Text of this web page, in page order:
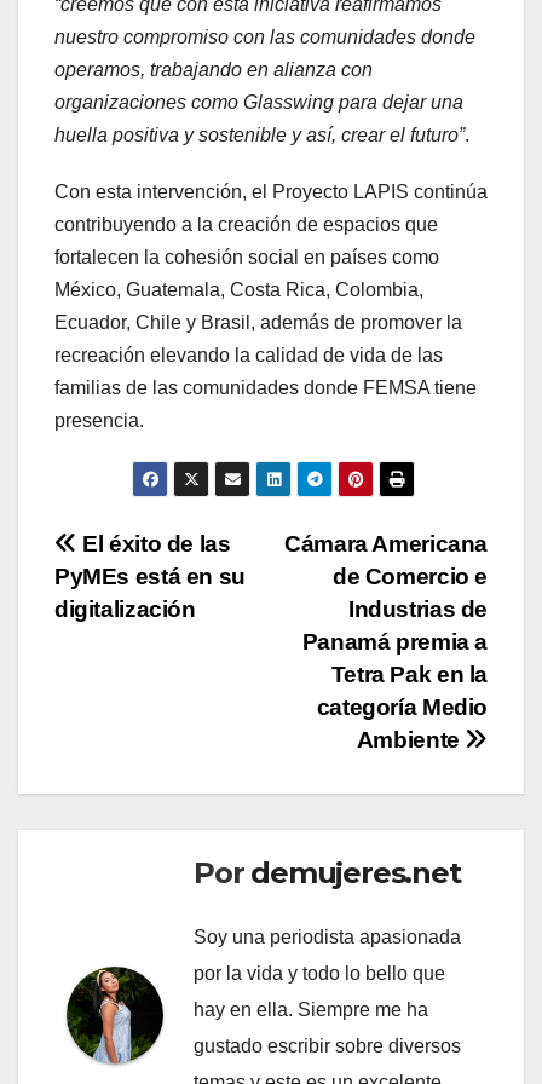
“creemos que con esta iniciativa reafirmamos
nuestro compromiso con las comunidades donde
operamos, trabajando en alianza con
organizaciones como Glasswing para dejar una
huella positiva y sostenible y así, crear el futuro”.
Con esta intervención, el Proyecto LAPIS continúa
contribuyendo a la creación de espacios que
fortalecen la cohesión social en países como
México, Guatemala, Costa Rica, Colombia,
Ecuador, Chile y Brasil, además de promover la
recreación elevando la calidad de vida de las
familias de las comunidades donde FEMSA tiene
presencia.
Navegación
de
Cámara Americana
de Comercio e
Industrias de
Panamá premia a
Tetra Pak en la
categoría Medio
Ambiente
El éxito de las
PyMEs está en su
digitalización
Por demujeres.net
Soy una periodista apasionada
por la vida y todo lo bello que
hay en ella. Siempre me ha
gustado escribir sobre diversos